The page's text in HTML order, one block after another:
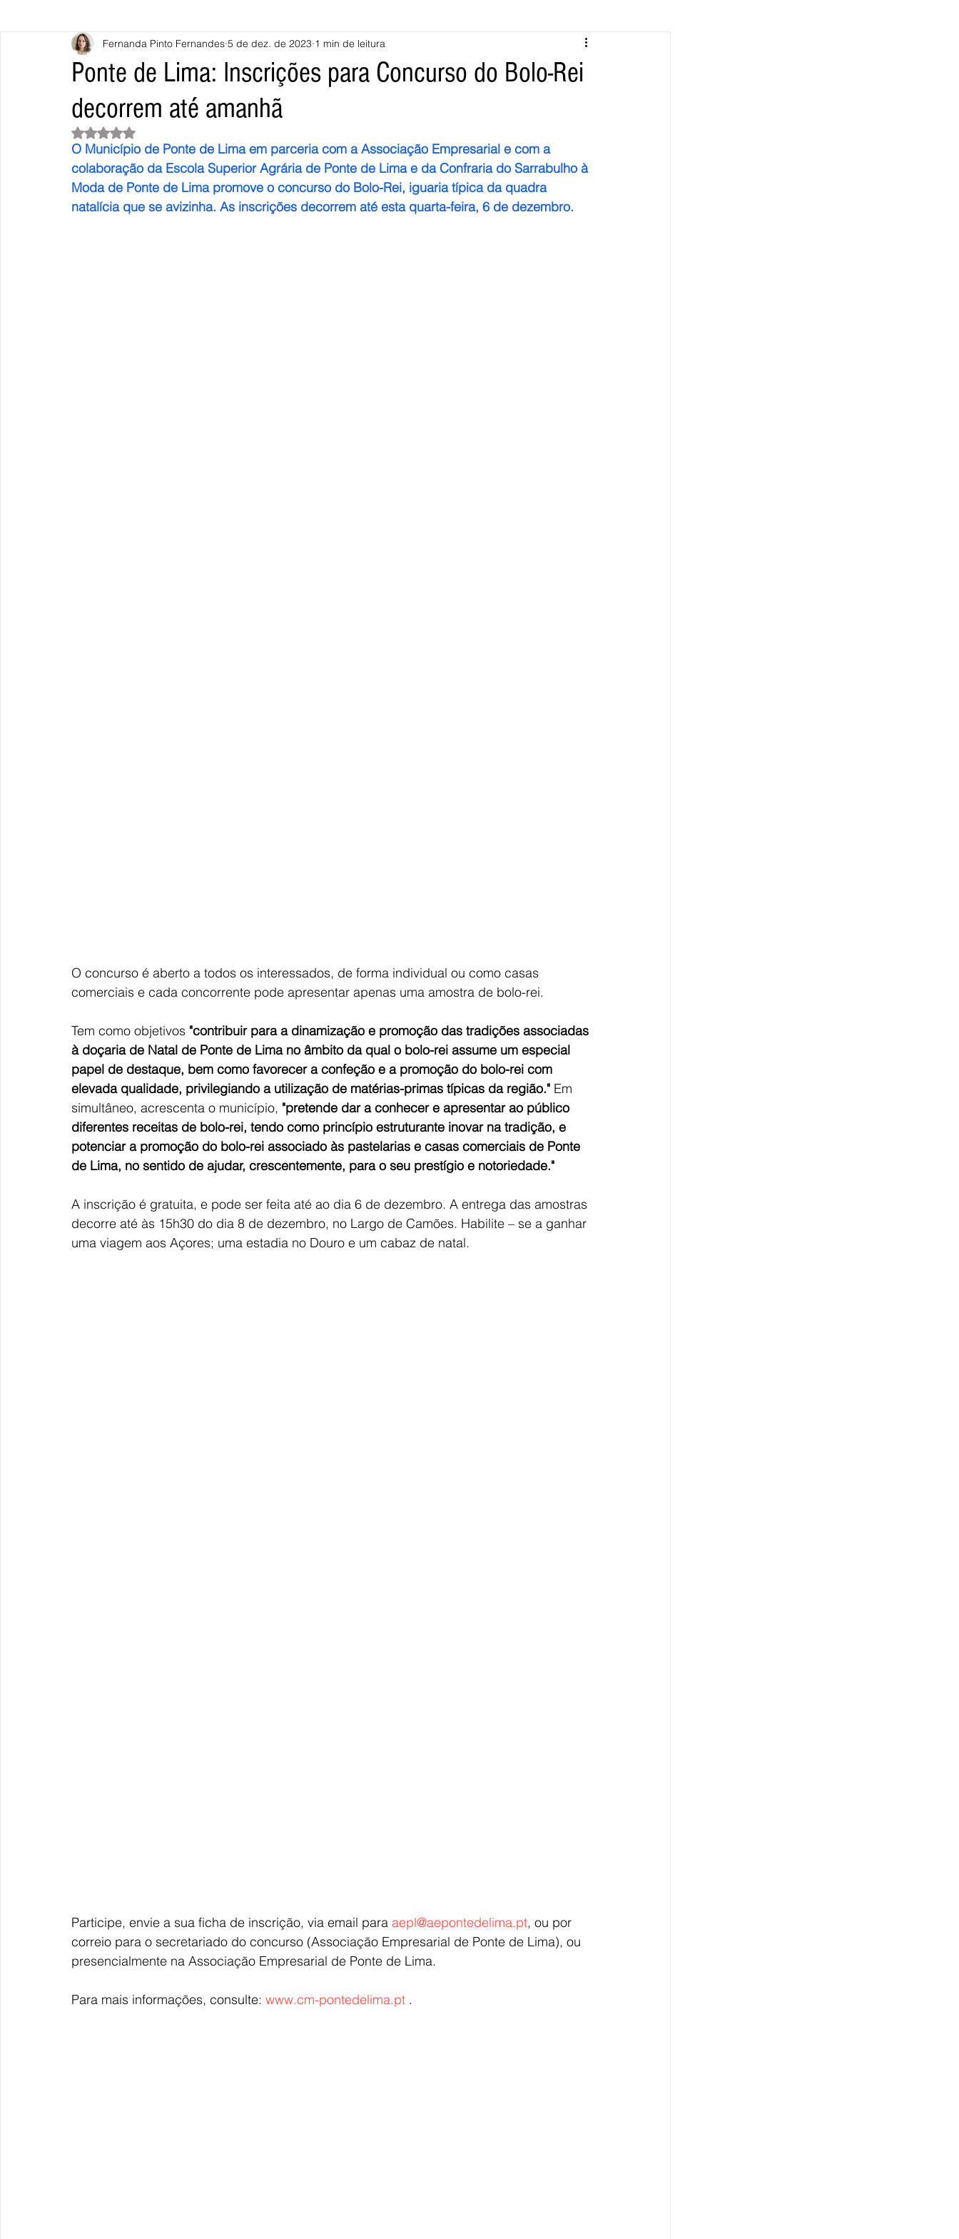
Vila Nova de Cerveira Monção Valença Melgaço
Terras de Bouro Póvoa de Lanhoso Vieira do Minho
União Europeia Desporto
Ponte de Lima: Inscrições para Concurso do Bolo-Rei
decorrem até amanhã
Fernanda Pinto Fernandes 5 de dez. de 2023 1 min de leitura
Avaliado com NaN de 5 estrelas.
O Município de Ponte de Lima em parceria com a Associação Empresarial e com a
colaboração da Escola Superior Agrária de Ponte de Lima e da Confraria do Sarrabulho à
Moda de Ponte de Lima promove o concurso do Bolo-Rei, iguaria típica da quadra
natalícia que se avizinha. As inscrições decorrem até esta quarta-feira, 6 de dezembro.
O concurso é aberto a todos os interessados, de forma individual ou como casas
comerciais e cada concorrente pode apresentar apenas uma amostra de bolo-rei.
Tem como objetivos "contribuir para a dinamização e promoção das tradições associadas
à doçaria de Natal de Ponte de Lima no âmbito da qual o bolo-rei assume um especial
papel de destaque, bem como favorecer a confeção e a promoção do bolo-rei com
elevada qualidade, privilegiando a utilização de matérias-primas típicas da região." Em
simultâneo, acrescenta o município, "pretende dar a conhecer e apresentar ao público
diferentes receitas de bolo-rei, tendo como princípio estruturante inovar na tradição, e
potenciar a promoção do bolo-rei associado às pastelarias e casas comerciais de Ponte
de Lima, no sentido de ajudar, crescentemente, para o seu prestígio e notoriedade."
A inscrição é gratuita, e pode ser feita até ao dia 6 de dezembro. A entrega das amostras
decorre até às 15h30 do dia 8 de dezembro, no Largo de Camões. Habilite – se a ganhar
uma viagem aos Açores; uma estadia no Douro e um cabaz de natal.
Participe, envie a sua ficha de inscrição, via email para aepl@aepontedelima.pt, ou por
correio para o secretariado do concurso (Associação Empresarial de Ponte de Lima), ou
presencialmente na Associação Empresarial de Ponte de Lima.
Para mais informações, consulte: www.cm-pontedelima.pt .